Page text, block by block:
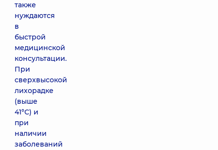
также
нуждаются
в
быстрой
медицинской
консультации.
При
сверхвысокой
лихорадке
(выше
41°С) и
при
наличии
заболеваний